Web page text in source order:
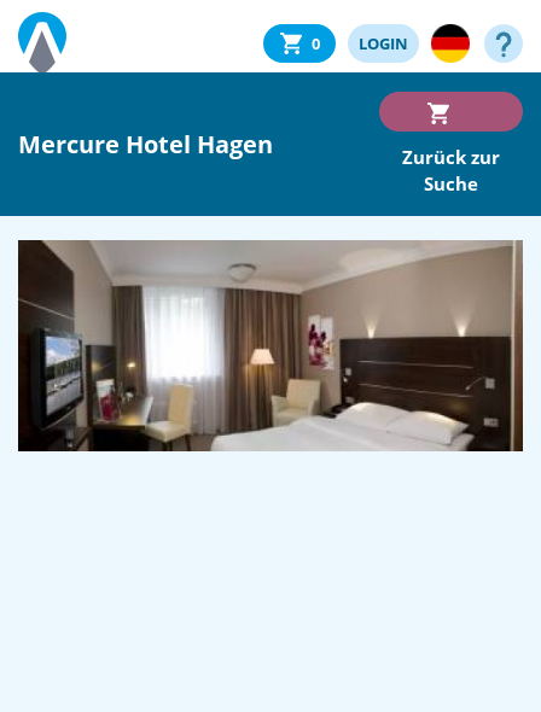
0 LOGIN
Mercure Hotel Hagen
Zurück zur
Suche